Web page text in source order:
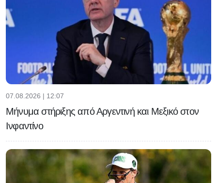
07.08.2026 | 12:07
Μήνυμα στήριξης από Αργεντινή και Μεξικό στον
Ινφαντίνο